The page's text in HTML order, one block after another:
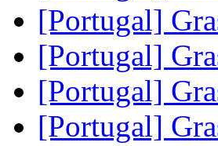
[Portugal]
[Portugal]
[Portugal]
[Portugal]